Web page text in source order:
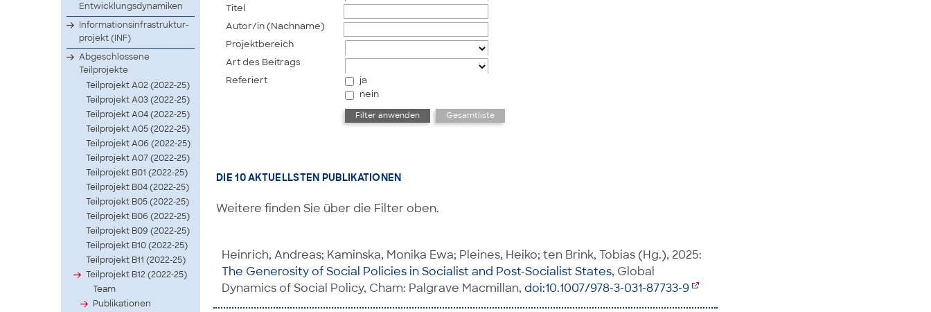
Entwicklungsdynamiken
Infor­matio­nsinf­rastr­uktur­
proje­kt (INF)
Abgeschlossene
Teilprojekte
Teilprojekt A02 (2022-25)
Teilprojekt A03 (2022-25)
Teilprojekt A04 (2022-25)
Teilprojekt A05 (2022-25)
Teilprojekt A06 (2022-25)
Teilprojekt A07 (2022-25)
Teilprojekt B01 (2022-25)
Teilprojekt B04 (2022-25)
Teilprojekt B05 (2022-25)
Teilprojekt B06 (2022-25)
Teilprojekt B09 (2022-25)
Teilprojekt B10 (2022-25)
Teilprojekt B11 (2022-25)
Teilprojekt B12 (2022-25)
Team
Publikationen
Titel
Autor/in (Nachname)
Projektbereich
Art des Beitrags
Referiert
ja
nein
DIE 10 AKTUELLSTEN PUBLIKATIONEN
Weitere finden Sie über die Filter oben.
Heinrich, Andreas; Kaminska, Monika Ewa; Pleines, Heiko; ten Brink, Tobias (Hg.), 2025:
The Generosity of Social Policies in Socialist and Post-Socialist States, Global
Dynamics of Social Policy, Cham: Palgrave Macmillan, doi:10.1007/978-3-031-87733-9